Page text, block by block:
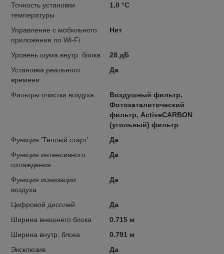
Точность установки
температуры
1,0 °С
Управление c мобильного
приложения по Wi-Fi
Нет
Уровень шума внутр. блока
28 дБ
Установка реального
времени
Да
Фильтры очистки воздуха
Воздушный фильтр,
Фотокаталитический
фильтр, ActiveCARBON
(угольный) фильтр
Функция 'Теплый старт'
Да
Функция интенсивного
охлаждения
Да
Функция ионизации
воздуха
Да
Цифровой дисплей
Да
Ширина внешнего блока
0.715 м
Ширина внутр. блока
0.791 м
Эксклюзив
Да